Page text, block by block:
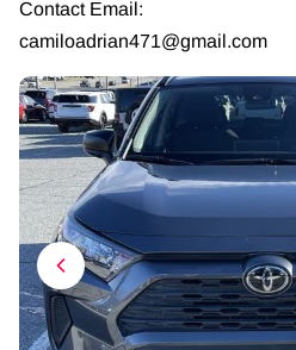
Contact Email:
camiloadrian471@gmail.com